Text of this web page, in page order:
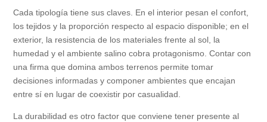
Cada tipología tiene sus claves. En el interior pesan el confort,
los tejidos y la proporción respecto al espacio disponible; en el
exterior, la resistencia de los materiales frente al sol, la
humedad y el ambiente salino cobra protagonismo. Contar con
una firma que domina ambos terrenos permite tomar
decisiones informadas y componer ambientes que encajan
entre sí en lugar de coexistir por casualidad.
La durabilidad es otro factor que conviene tener presente al